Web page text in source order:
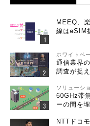
MEEQ、
線はeSIM
ホワイトペ
通信業界
調査が捉
ソリューシ
60GHz帯
ーの間を
NTTドコ